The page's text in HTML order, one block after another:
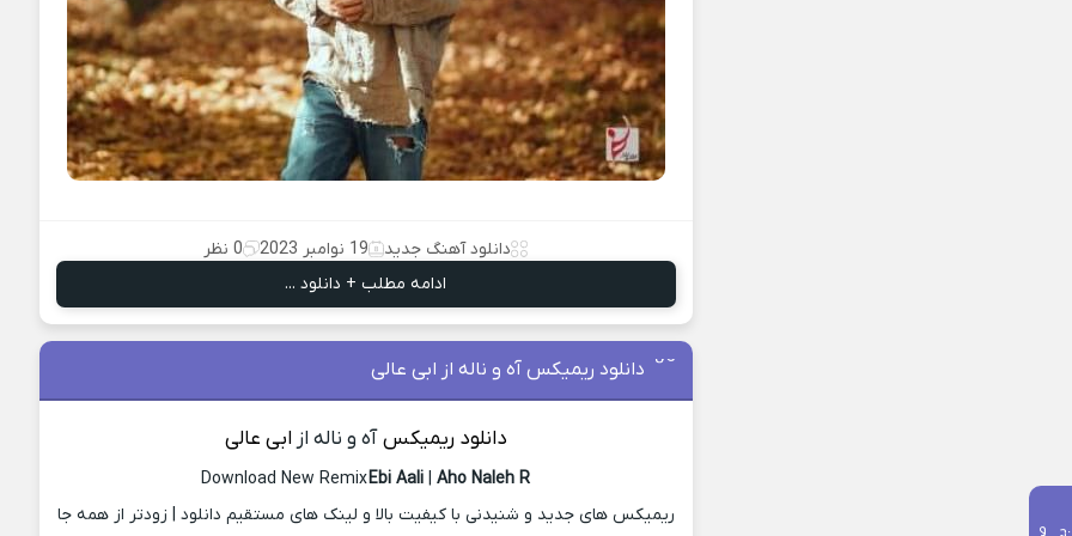
دانلود آهنگ جدید 19 نوامبر 2023
0 نظر
ادامه مطلب + دانلود ...
دانلود ریمیکس آه و ناله از ابی عالی
دانلود ریمیکسآه و ناله از ابی عالی
Download New RemixEbi Aali |Aho Naleh R
ریمیکس های جدید و شنیدنی با کیفیت بالا و لینک های مستقیم دانلود | زودتر از همه جا